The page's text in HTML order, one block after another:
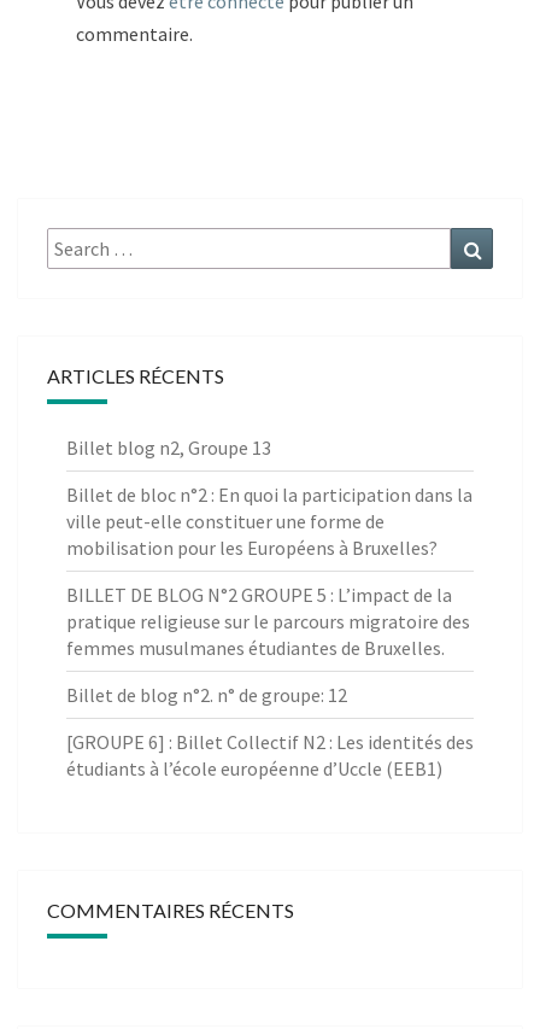
commentaire.
Search
for:
ARTICLES RÉCENTS
Billet blog n2, Groupe 13
Billet de bloc n°2 : En quoi la participation dans la
ville peut-elle constituer une forme de
mobilisation pour les Européens à Bruxelles?
BILLET DE BLOG N°2 GROUPE 5 : L’impact de la
pratique religieuse sur le parcours migratoire des
femmes musulmanes étudiantes de Bruxelles.
Billet de blog n°2. n° de groupe: 12
[GROUPE 6] : Billet Collectif N2 : Les identités des
étudiants à l’école européenne d’Uccle (EEB1)
COMMENTAIRES RÉCENTS